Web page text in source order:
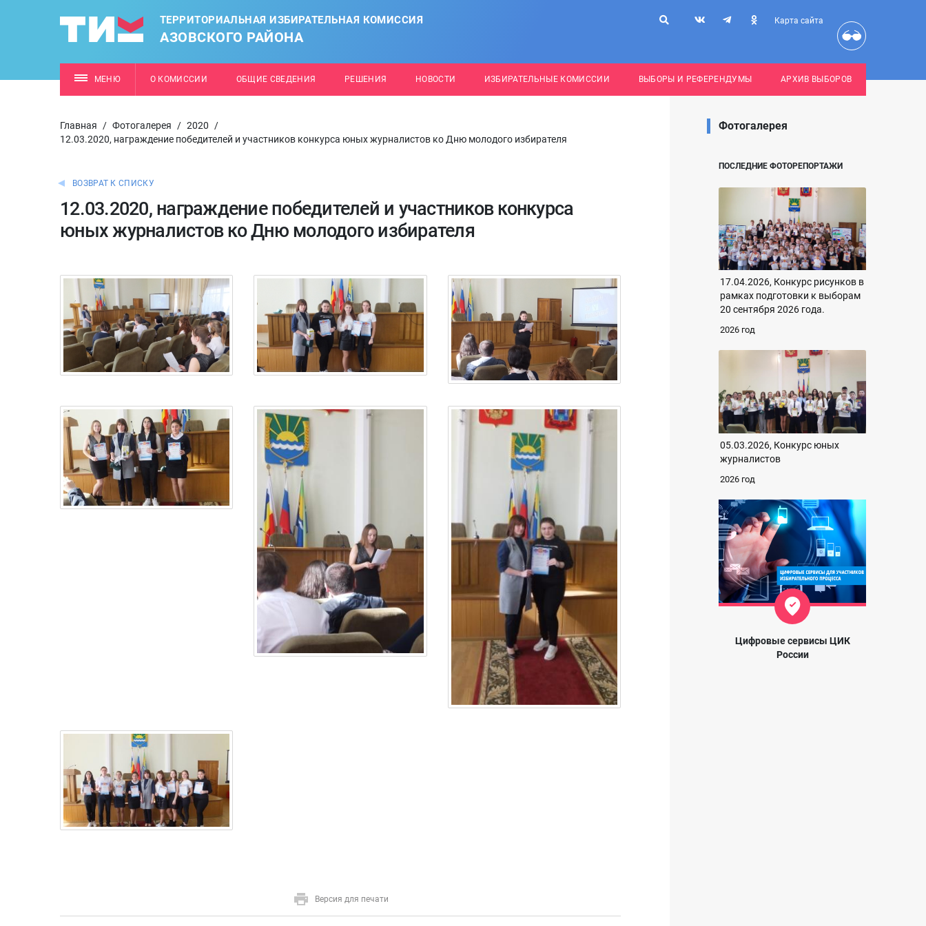
ТЕРРИТОРИАЛЬНАЯ ИЗБИРАТЕЛЬНАЯ КОМИССИЯ
АЗОВСКОГО РАЙОНА
Карта сайта
МЕНЮ О КОМИССИИ ОБЩИЕ СВЕДЕНИЯ РЕШЕНИЯ НОВОСТИ ИЗБИРАТЕЛЬНЫЕ КОМИССИИ ВЫБОРЫ И РЕФЕРЕНДУМЫ АРХИВ ВЫБОРОВ
Главная / Фотогалерея / 2020
/
12.03.2020, награждение победителей и участников конкурса юных журналистов ко Дню молодого избирателя
ВОЗВРАТ К СПИСКУ
12.03.2020, награждение победителей и участников конкурса
юных журналистов ко Дню молодого избирателя
Версия для печати
Фотогалерея
ПОСЛЕДНИЕ ФОТОРЕПОРТАЖИ
17.04.2026, Конкурс рисунков в
рамках подготовки к выборам
20 сентября 2026 года.
2026 год
05.03.2026, Конкурс юных
журналистов
2026 год
Цифровые сервисы ЦИК
России